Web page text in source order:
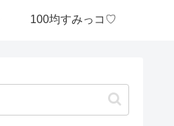
100均すみっコ♡